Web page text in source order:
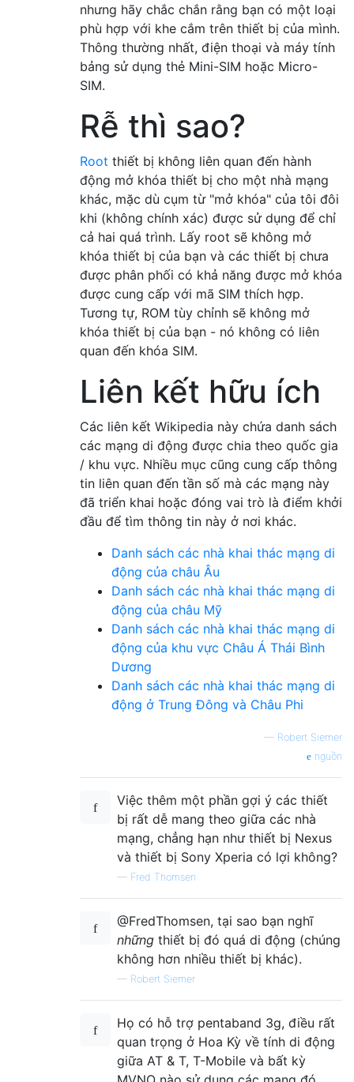
nhưng hãy chắc chắn rằng bạn có một loại
phù hợp với khe cắm trên thiết bị của mình.
Thông thường nhất, điện thoại và máy tính
bảng sử dụng thẻ Mini-SIM hoặc Micro-
SIM.
Rễ thì sao?
Root thiết bị không liên quan đến hành
động mở khóa thiết bị cho một nhà mạng
khác, mặc dù cụm từ "mở khóa" của tôi đôi
khi (không chính xác) được sử dụng để chỉ
cả hai quá trình. Lấy root sẽ không mở
khóa thiết bị của bạn và các thiết bị chưa
được phân phối có khả năng được mở khóa
được cung cấp với mã SIM thích hợp.
Tương tự, ROM tùy chỉnh sẽ không mở
khóa thiết bị của bạn - nó không có liên
quan đến khóa SIM.
Liên kết hữu ích
Các liên kết Wikipedia này chứa danh sách
các mạng di động được chia theo quốc gia
/ khu vực. Nhiều mục cũng cung cấp thông
tin liên quan đến tần số mà các mạng này
đã triển khai hoặc đóng vai trò là điểm khởi
đầu để tìm thông tin này ở nơi khác.
Danh sách các nhà khai thác mạng di
động của châu Âu
Danh sách các nhà khai thác mạng di
động của châu Mỹ
Danh sách các nhà khai thác mạng di
động của khu vực Châu Á Thái Bình
Dương
Danh sách các nhà khai thác mạng di
động ở Trung Đông và Châu Phi
— Robert Siemer
nguồn
Việc thêm một phần gợi ý các thiết
bị rất dễ mang theo giữa các nhà
mạng, chẳng hạn như thiết bị Nexus
và thiết bị Sony Xperia có lợi không?
— Fred Thomsen
@FredThomsen, tại sao bạn nghĩ
những thiết bị đó quá di động (chúng
không hơn nhiều thiết bị khác).
— Robert Siemer
Họ có hỗ trợ pentaband 3g, điều rất
quan trọng ở Hoa Kỳ về tính di động
giữa AT & T, T-Mobile và bất kỳ